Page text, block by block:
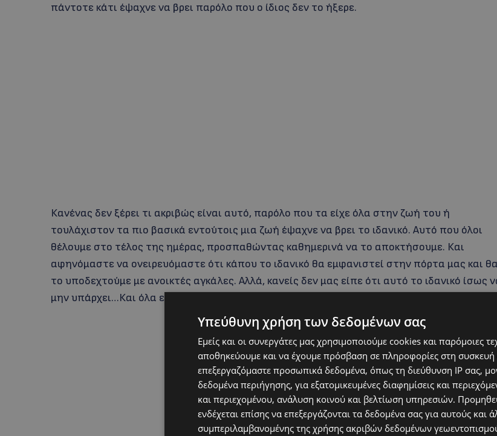
πάντοτε κάτι έψαχνε να βρει παρόλο που ο ίδιος δεν το ήξερε.
Κανένας δεν ξέρει τι ακριβώς είναι αυτό, παρόλο που τα είχε όλα στην ζωή του ή
τουλάχιστον τα πιο βασικά εντούτοις μια ζωή έψαχνε να βρει το ιδανικό. Αυτό που όλοι
θέλουμε στο τέλος της ημέρας, προσπαθώντας καθημερινά να το αποκτήσουμε. Και
αφηνόμαστε να ονειρευόμαστε ότι κάπου το ιδανικό θα εμφανιστεί στην πόρτα μας και θα
το υποδεχτούμε με ανοικτές αγκάλες. Αλλά, κανείς δεν μας είπε ότι αυτό το ιδανικό ίσως
μην υπάρχει…Και όλα είναι μέσα στο μυαλό μας.
Υπεύθυνη χρήση των δεδομένων σας
Εμείς και οι συνεργάτες μας χρησιμοποιούμε cookies και παρόμοιες
αποθηκεύουμε και να έχουμε πρόσβαση σε πληροφορίες στη συσκευή
επεξεργαζόμαστε προσωπικά δεδομένα, όπως τη διεύθυνση IP σας,
δεδομένα περιήγησης, για εξατομικευμένες διαφημίσεις και
και περιεχομένου, ανάλυση κοινού και βελτίωση υπηρεσιών.
ενδέχεται επίσης να επεξεργάζονται τα δεδομένα σας για αυτούς και
συμπεριλαμβανομένης της χρήσης ακριβών δεδομένων